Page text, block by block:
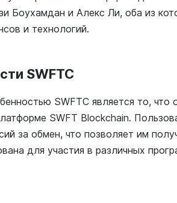
Боухамдан и Алекс Ли, оба из
и технологий.
SWFTC
SWFTC является то, что
SWFT Blockchain.
за обмен, что позволяет им
для участия в различных